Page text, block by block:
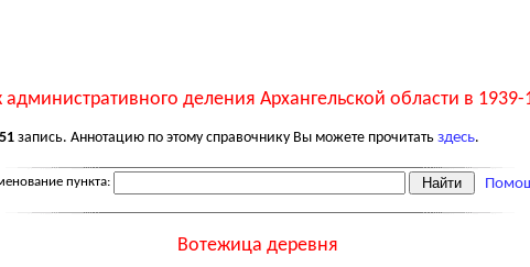
деления Архангельской области в 1939-
запись. Аннотацию по этому справочнику Вы можете прочитать здесь.
пункта:
Вотежица деревня